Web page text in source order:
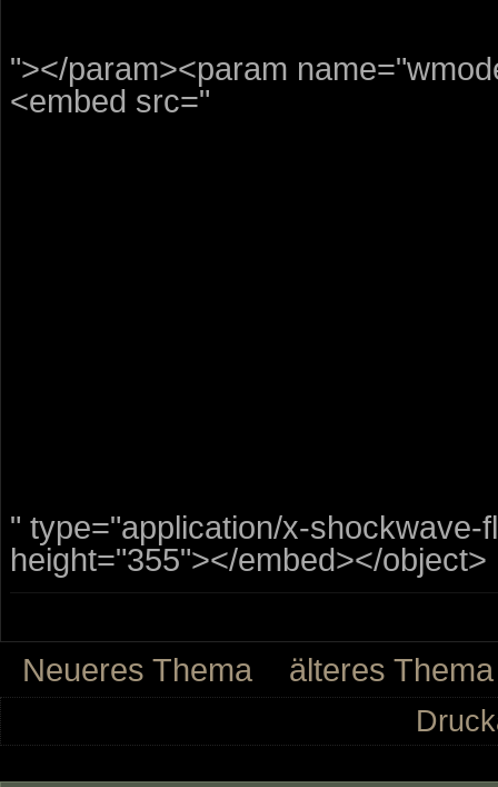
"></param><param
<embed src="
" type="application/x-
height="355"></embed></object>
Neueres Thema älteres Thema